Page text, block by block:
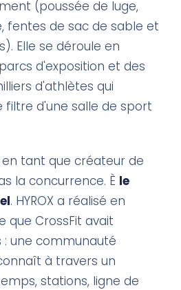
(poussée de luge,
fentes de sac de sable et
Elle se déroule en
d'exposition et des
d'athlètes qui
d'une salle de sport
tant que créateur de
la concurrence. È le
. HYROX a réalisé en
que CrossFit avait
: une communauté
à travers un
stations, ligne de